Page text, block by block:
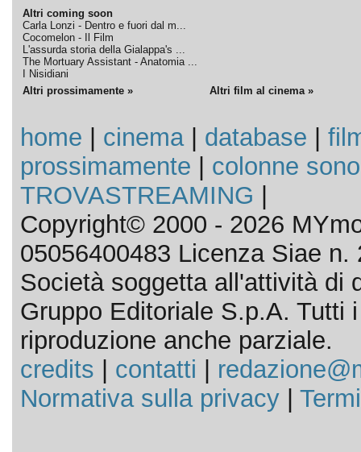
Altri coming soon
Carla Lonzi - Dentro e fuori dal m...
Cocomelon - Il Film
L'assurda storia della Gialappa's ...
The Mortuary Assistant - Anatomia ...
I Nisidiani
Altri prossimamente » Altri film al cinema »
home cinema| database
prossimamente
colonne
TROVASTREAMING
Copyright© 2000 - 2026
05056400483 Licenza Siae n.
Società soggetta all'attività di
Gruppo Editoriale S.p.A. Tutti
riproduzione anche parziale.
credits
contatti
Normativa sulla privacy|